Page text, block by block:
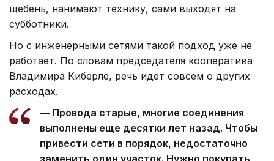
щебень, нанимают технику, сами выходят на
субботники.
Но с инженерными сетями такой подход уже не
работает. По словам председателя кооператива
Владимира Киберле, речь идет совсем о других
расходах.
— Провода старые, многие соединения
выполнены еще десятки лет назад. Чтобы
привести сети в порядок, недостаточно
заменить один участок. Нужно покупать